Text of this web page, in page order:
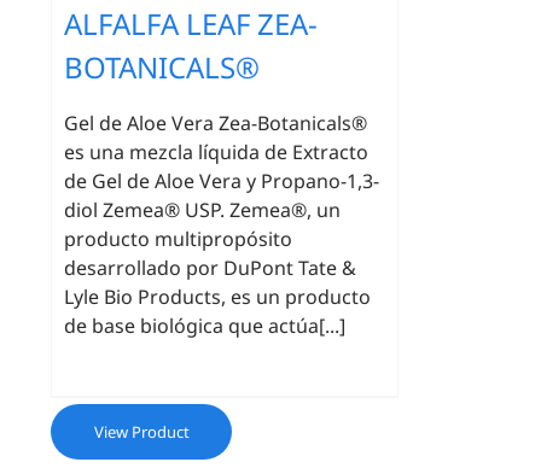
ALFALFA LEAF ZEA-
BOTANICALS®
Gel de Aloe Vera Zea-Botanicals®
es una mezcla líquida de Extracto
de Gel de Aloe Vera y Propano-1,3-
diol Zemea® USP. Zemea®, un
producto multipropósito
desarrollado por DuPont Tate &
Lyle Bio Products, es un producto
de base biológica que actúa[...]
View Product